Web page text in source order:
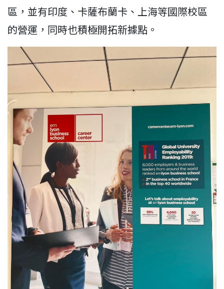
區，並有印度、卡薩布蘭卡、上海等國際校區
的營運，同時也積極開拓新據點。